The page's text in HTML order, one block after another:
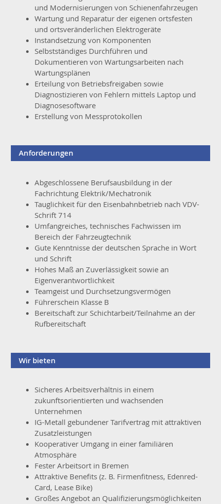
und Modernisierungen von Schienenfahrzeugen
Wartung und Reparatur der eigenen ortsfesten
und ortsveränderlichen Elektrogeräte
Instandsetzung von Komponenten
Selbstständiges Durchführen und
Dokumentieren von Wartungsarbeiten nach
Wartungsplänen
Erteilung von Betriebsfreigaben sowie
Diagnostizieren von Fehlern mittels Laptop und
Diagnosesoftware
Erstellung von Messprotokollen
Anforderungen
Abgeschlossene Berufsausbildung in der
Fachrichtung Elektrik/Mechatronik
Tauglichkeit für den Eisenbahnbetrieb nach VDV-
Schrift 714
Umfangreiches, technisches Fachwissen im
Bereich der Fahrzeugtechnik
Gute Kenntnisse der deutschen Sprache in Wort
und Schrift
Hohes Maß an Zuverlässigkeit sowie an
Eigenverantwortlichkeit
Teamgeist und Durchsetzungsvermögen
Führerschein Klasse B
Bereitschaft zur Schichtarbeit/Teilnahme an der
Rufbereitschaft
Wir bieten
Sicheres Arbeitsverhältnis in einem
zukunftsorientierten und wachsenden
Unternehmen
IG-Metall gebundener Tarifvertrag mit attraktiven
Zusatzleistungen
Kooperativer Umgang in einer familiären
Atmosphäre
Fester Arbeitsort in Bremen
Attraktive Benefits (z. B. Firmenfitness, Edenred-
Card, Lease Bike)
Großes Angebot an Qualifizierungsmöglichkeiten